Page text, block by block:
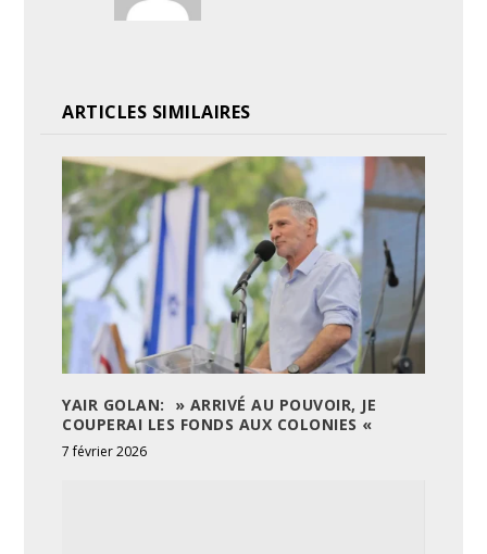
ARTICLES SIMILAIRES
YAIR GOLAN: » ARRIVÉ AU POUVOIR, JE
COUPERAI LES FONDS AUX COLONIES «
7 février 2026